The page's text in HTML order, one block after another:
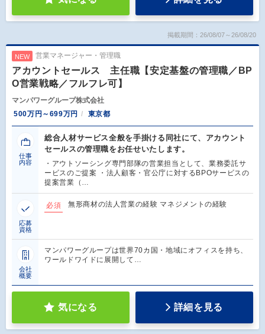
掲載期間：26/08/07～26/08/20
NEW 営業マネージャー・管理職
アカウントセールス 主任職【安定基盤の管理職／BP
O営業戦略／フルフレ可】
マンパワーグループ株式会社
500万円～699万円
東京都
仕事
内容
総合人材サービス全般を手掛ける同社にて、アカウント
セールスの管理職をお任せいたします。
・アウトソーシング専門部隊の営業担当として、業務委託サ
ービスのご提案 ・法人顧客・官公庁に対するBPOサービスの
提案営業（…
応募
資格
必須 無形商材の法人営業の経験 マネジメントの経験
会社
概要
マンパワーグループは世界70カ国・地域にオフィスを持ち、
ワールドワイドに展開して…
気になる 詳細を見る